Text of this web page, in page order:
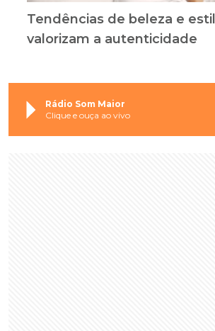
Tendências de beleza e
valorizam a autenticidade
Rádio Som Maior
Clique e ouça ao vivo